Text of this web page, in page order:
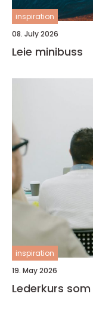
inspiration
08. July 2026
Leie minibuss
inspiration
19. May 2026
Lederkurs